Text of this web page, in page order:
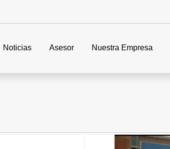
Noticias Asesor Nuestra Empresa